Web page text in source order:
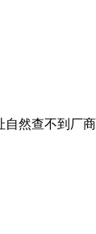
然查不到厂商